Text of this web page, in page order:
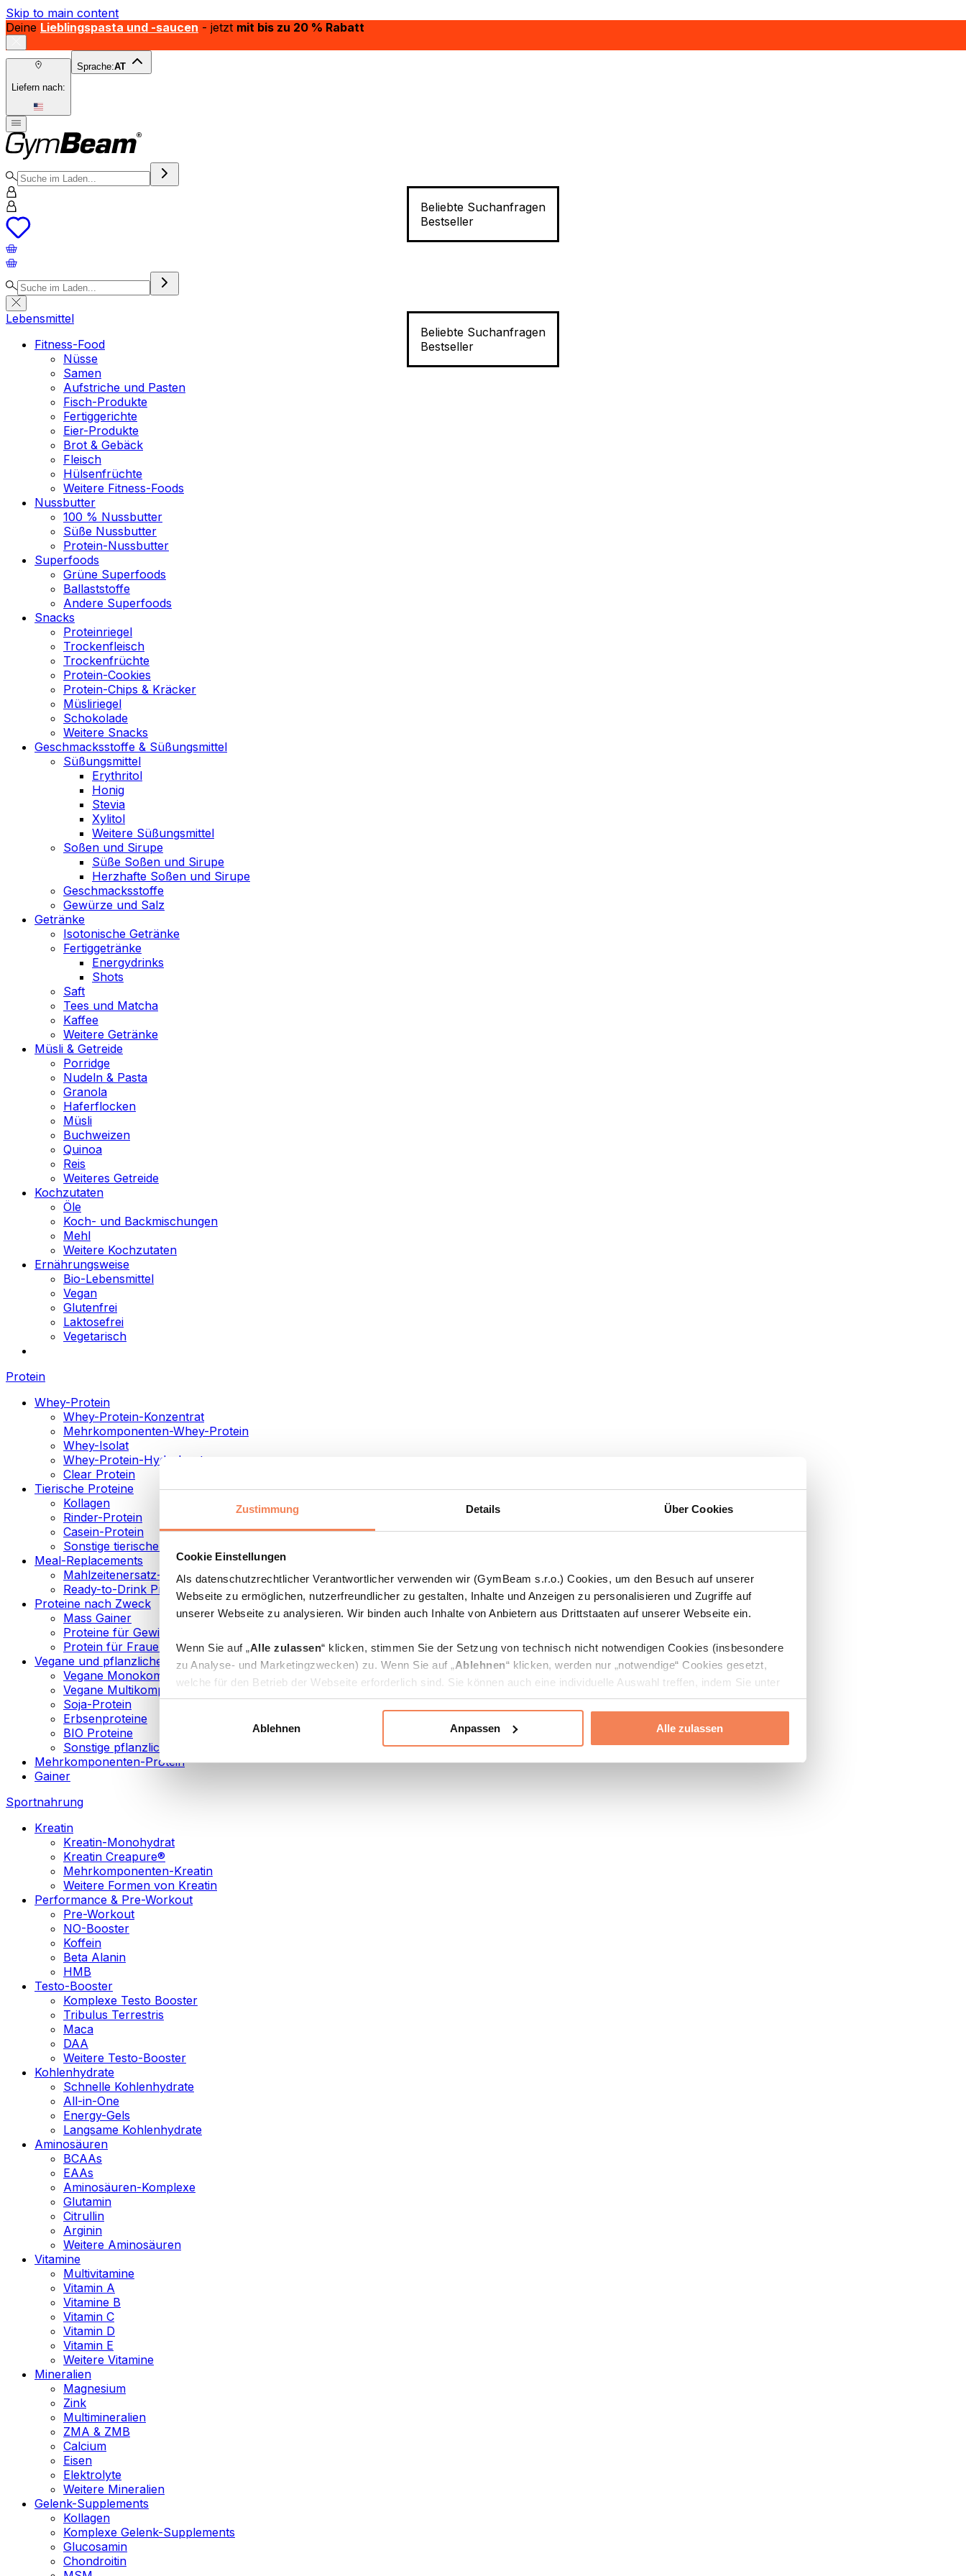
Zustimmung Details Über Cookies
Cookie Einstellungen
Als datenschutzrechtlicher Verantwortlicher verwenden wir (GymBeam s.r.o.) Cookies, um den Besuch auf unserer
Webseite zu ermöglichen, nutzerfreundlicher zu gestalten, Inhalte und Anzeigen zu personalisieren und Zugriffe auf
unserer Webseite zu analysieren. Wir binden auch Inhalte von Anbietern aus Drittstaaten auf unserer Webseite ein.
Wenn Sie auf „Alle zulassen“ klicken, stimmen Sie der Setzung von technisch nicht notwendigen Cookies (insbesondere
zu Analyse- und Marketingzwecken) zu. Wenn Sie auf „Ablehnen“ klicken, werden nur „notwendige“ Cookies gesetzt,
welche für den Betrieb der Webseite erforderlich sind. Sie können auch eine individuelle Auswahl treffen, indem Sie unter
„Anpassen“ einzelne Kategorien an- oder abwählen und „Auswahl erlauben“ klicken.
Weitere Informationen über die Verarbeitung Ihrer Daten finden Sie in den Unterpunkten „Details“ und „Über Cookies“
Ablehnen Anpassen Alle zulassen
Skip to main content
Deine Lieblingspasta und -saucen - jetzt mit bis zu 20 % Rabatt
Liefern nach:
Sprache:AT
Beliebte Suchanfragen
Bestseller
Beliebte Suchanfragen
Bestseller
Lebensmittel
Fitness-Food
Nüsse
Samen
Aufstriche und Pasten
Fisch-Produkte
Fertiggerichte
Eier-Produkte
Brot & Gebäck
Fleisch
Hülsenfrüchte
Weitere Fitness-Foods
Nussbutter
100 % Nussbutter
Süße Nussbutter
Protein-Nussbutter
Superfoods
Grüne Superfoods
Ballaststoffe
Andere Superfoods
Snacks
Proteinriegel
Trockenfleisch
Trockenfrüchte
Protein-Cookies
Protein-Chips & Kräcker
Müsliriegel
Schokolade
Weitere Snacks
Geschmacksstoffe & Süßungsmittel
Süßungsmittel
Erythritol
Honig
Stevia
Xylitol
Weitere Süßungsmittel
Soßen und Sirupe
Süße Soßen und Sirupe
Herzhafte Soßen und Sirupe
Geschmacksstoffe
Gewürze und Salz
Getränke
Isotonische Getränke
Fertiggetränke
Energydrinks
Shots
Saft
Tees und Matcha
Kaffee
Weitere Getränke
Müsli & Getreide
Porridge
Nudeln & Pasta
Granola
Haferflocken
Müsli
Buchweizen
Quinoa
Reis
Weiteres Getreide
Kochzutaten
Öle
Koch- und Backmischungen
Mehl
Weitere Kochzutaten
Ernährungsweise
Bio-Lebensmittel
Vegan
Glutenfrei
Laktosefrei
Vegetarisch
Protein
Whey-Protein
Whey-Protein-Konzentrat
Mehrkomponenten-Whey-Protein
Whey-Isolat
Whey-Protein-Hydrolysat
Clear Protein
Tierische Proteine
Kollagen
Rinder-Protein
Casein-Protein
Sonstige tierische Proteine
Meal-Replacements
Mahlzeitenersatz-Pulver
Ready-to-Drink Proteingetränke
Proteine nach Zweck
Mass Gainer
Proteine für Gewichtsverlust
Protein für Frauen
Vegane und pflanzliche Proteine
Vegane Monokomponenten-Proteine
Vegane Multikomponenten-Proteine
Soja-Protein
Erbsenproteine
BIO Proteine
Sonstige pflanzliche Proteine
Mehrkomponenten-Protein
Gainer
Sportnahrung
Kreatin
Kreatin-Monohydrat
Kreatin Creapure®
Mehrkomponenten-Kreatin
Weitere Formen von Kreatin
Performance & Pre-Workout
Pre-Workout
NO-Booster
Koffein
Beta Alanin
HMB
Testo-Booster
Komplexe Testo Booster
Tribulus Terrestris
Maca
DAA
Weitere Testo-Booster
Kohlenhydrate
Schnelle Kohlenhydrate
All-in-One
Energy-Gels
Langsame Kohlenhydrate
Aminosäuren
BCAAs
EAAs
Aminosäuren-Komplexe
Glutamin
Citrullin
Arginin
Weitere Aminosäuren
Vitamine
Multivitamine
Vitamin A
Vitamine B
Vitamin C
Vitamin D
Vitamin E
Weitere Vitamine
Mineralien
Magnesium
Zink
Multimineralien
ZMA & ZMB
Calcium
Eisen
Elektrolyte
Weitere Mineralien
Gelenk-Supplements
Kollagen
Komplexe Gelenk-Supplements
Glucosamin
Chondroitin